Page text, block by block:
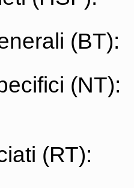
(BT):
(NT):
(RT):